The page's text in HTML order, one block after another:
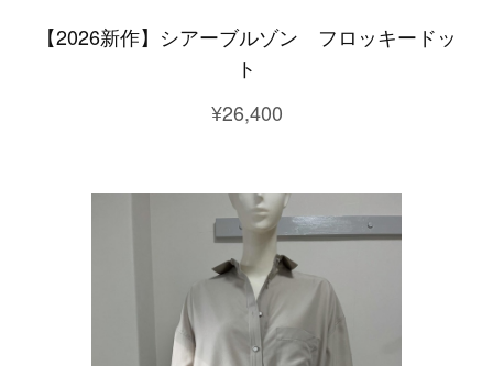
【2026新作】シアーブルゾン フロッキードッ
ト
¥26,400